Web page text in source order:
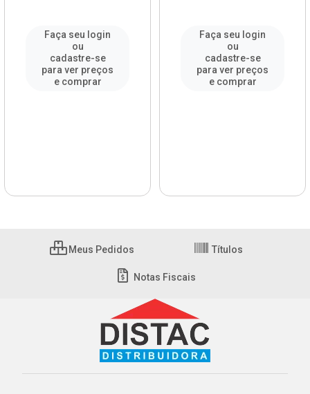
Faça seu login
ou
cadastre-se
para ver preços
e comprar
Faça seu login
ou
cadastre-se
para ver preços
e comprar
Meus Pedidos Títulos
Notas Fiscais